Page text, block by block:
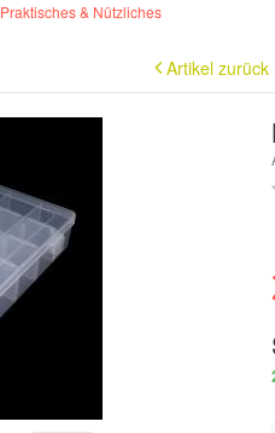
Praktisches & Nützliches
Artikel zurück